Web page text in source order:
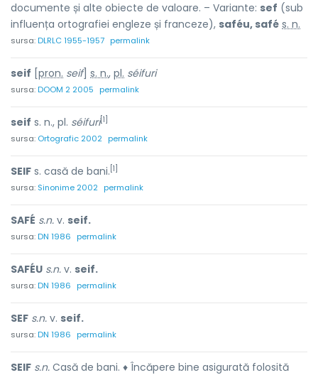
documente și alte obiecte de valoare. – Variante: sef (sub
influența ortografiei engleze și franceze), saféu, safé s. n.
sursa:DLRLC 1955-1957 permalink
seif pron. seif] s. n., pl. séifuri
sursa:DOOM 2 2005 permalink
seif s. n., pl. séifuri[1]
sursa: Ortografic 2002 permalink
SEIF s. casă de bani. [1]
sursa: Sinonime 2002 permalink
SAFÉ s.n. v. seif.
sursa:DN 1986 permalink
SAFÉU s.n. v. seif.
sursa:DN 1986 permalink
SEF s.n. v. seif.
sursa:DN 1986 permalink
SEIF s.n. Casă de bani. ♦ Încăpere bine asigurată folosită